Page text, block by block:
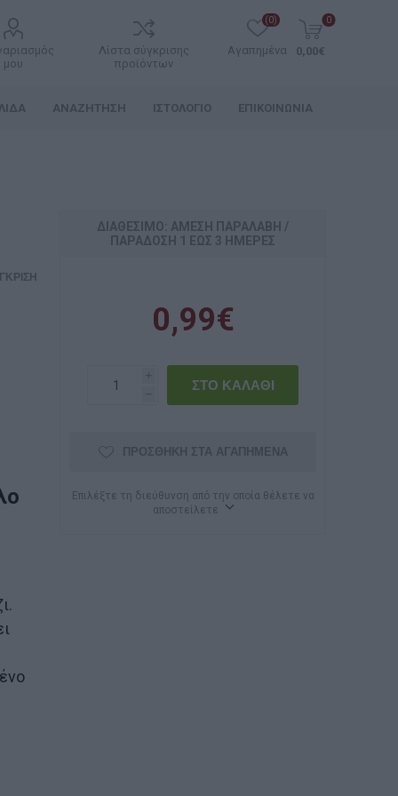
μου
Λίστα σύγκρισης
προϊόντων
Αγαπημένα
(0) 0
0,00€
ΑΝΑΖΉΤΗΣΗ ΙΣΤΟΛΌΓΙΟ ΕΠΙΚΟΙΝΩΝΊΑ
ΔΙΑΘΈΣΙΜΟ: ΆΜΕΣΗ ΠΑΡΑΛΑΒΉ /
ΠΑΡΆΔOΣΗ 1 ΈΩΣ 3 ΗΜΈΡΕΣ
0,99€
i
h
ΠΡΟΣΘΉΚΗ ΣΤΑ ΑΓΑΠΗΜΈΝΑ
Επιλέξτε τη διεύθυνση από την οποία θέλετε να
αποστείλετε